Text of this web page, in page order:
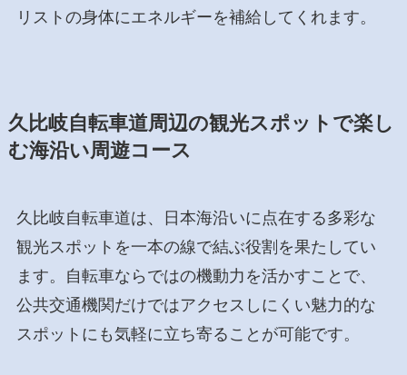
リストの身体にエネルギーを補給してくれます。
久比岐自転車道周辺の観光スポットで楽し
む海沿い周遊コース
久比岐自転車道は、日本海沿いに点在する多彩な
観光スポットを一本の線で結ぶ役割を果たしてい
ます。自転車ならではの機動力を活かすことで、
公共交通機関だけではアクセスしにくい魅力的な
スポットにも気軽に立ち寄ることが可能です。